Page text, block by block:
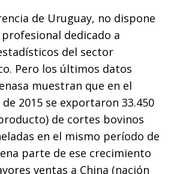
de Uruguay, no dispone
dedicado a
del sector
Pero los últimos datos
muestran que en el
2015 se exportaron 33.450
de cortes bovinos
en el mismo período de
parte de ese crecimiento
ventas a China (nación